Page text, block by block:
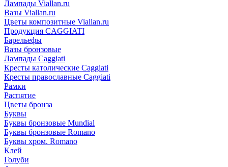
Лампады Viallan.ru
Вазы Viallan.ru
Цветы композитные Viallan.ru
Продукция CAGGIATI
Барельефы
Вазы бронзовые
Лампады Caggiati
Кресты католические Caggiati
Кресты православные Caggiati
Рамки
Распятие
Цветы бронза
Буквы
Буквы бронзовые Mundial
Буквы бронзовые Romano
Буквы хром. Romano
Клей
Голуби